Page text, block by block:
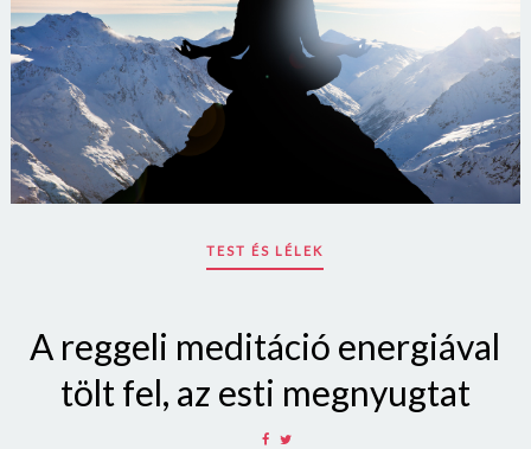
TEST ÉS LÉLEK
A reggeli meditáció energiával
tölt fel, az esti megnyugtat
SHARE